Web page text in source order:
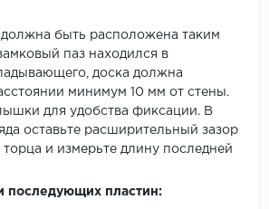
быть расположена таким
паз находился в
доска должна
минимум 10 мм от стены.
для удобства фиксации. В
оставьте расширительный зазор
и измерьте длину последней
последующих пластин: